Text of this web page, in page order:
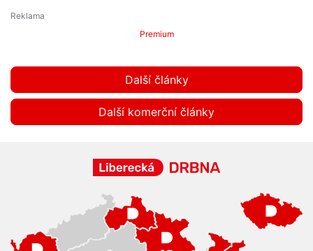
Premium
Další články
Další komerční články